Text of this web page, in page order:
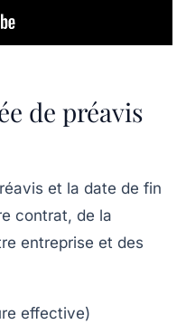
de préavis
et la date de fin
contrat, de la
entreprise et des
effective)